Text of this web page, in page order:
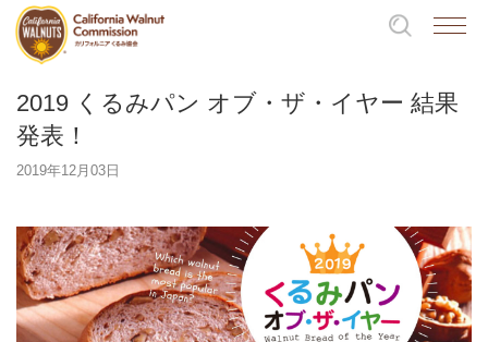
2019 くるみパン オブ・ザ・イヤー 結果
発表！
2019年12月03日